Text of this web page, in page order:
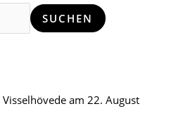
SUCHEN
am 22. August